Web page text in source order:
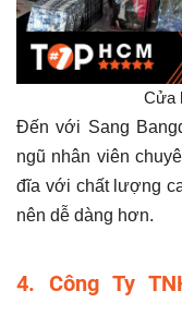
Cửa
Đến với Sang
ngũ nhân viên
đĩa với chất lượng
nên dễ dàng hơn.
4. Công Ty